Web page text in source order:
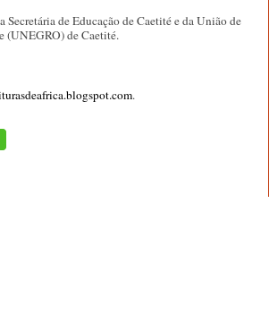
Secretária de Educação de Caetité e da União de
(UNEGRO) de Caetité.
.